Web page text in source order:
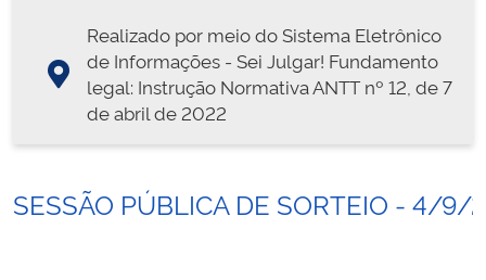
Realizado por meio do Sistema Eletrônico
de Informações - Sei Julgar! Fundamento
legal: Instrução Normativa ANTT nº 12, de 7
de abril de 2022
SESSÃO PÚBLICA DE SORTEIO - 4/9/